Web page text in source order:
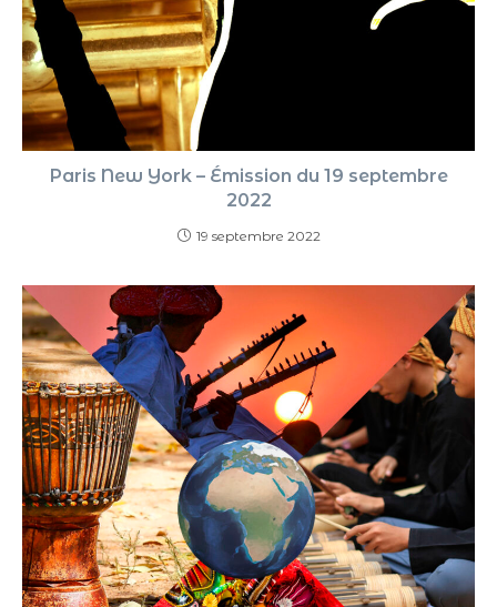
Paris New York – Émission du 19 septembre
2022
19 septembre 2022